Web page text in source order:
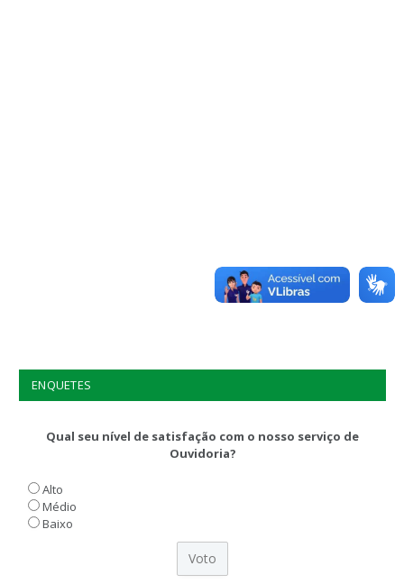
ENQUETES
Qual seu nível de satisfação com o nosso serviço de
Ouvidoria?
Alto
Médio
Baixo